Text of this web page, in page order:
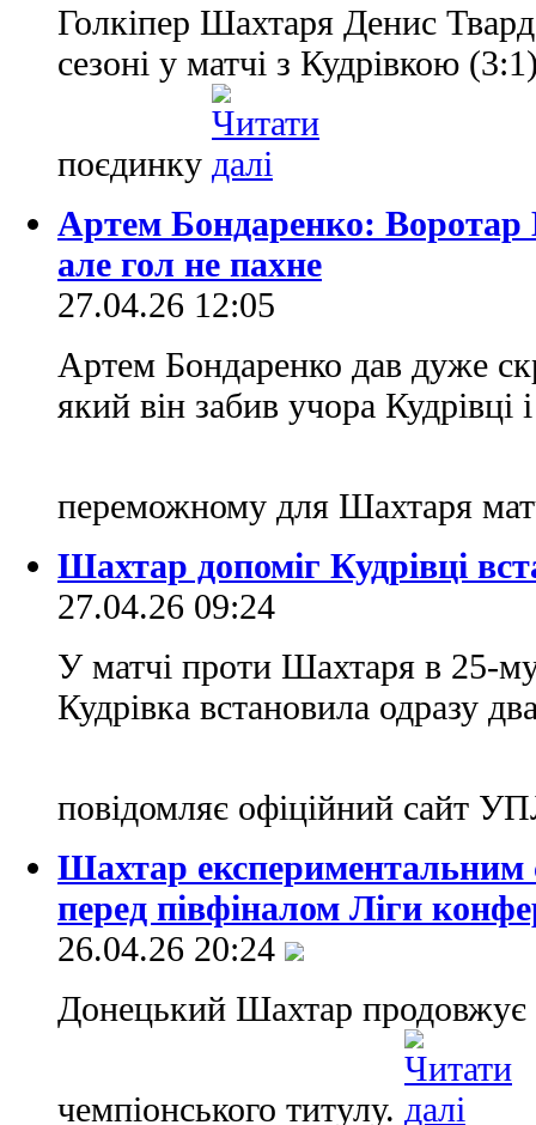
Голкіпер Шахтаря Денис
сезоні у матчі з Кудрівкою
поєдинку
Артем Бондаренко: Воротар
але гол не пахне
27.04.26 12:05
Артем Бондаренко дав дуже
який він забив учора Кудрiвці
переможному для Шахтаря
Шахтар допоміг Кудрiвці
27.04.26 09:24
У матчі проти Шахтаря в 25-
Кудрiвка встановила одразу
повідомляє офіційний сайт
Шахтар експериментальним
перед півфіналом Ліги
26.04.26 20:24
Донецький Шахтар продовжує
чемпіонського титулу.